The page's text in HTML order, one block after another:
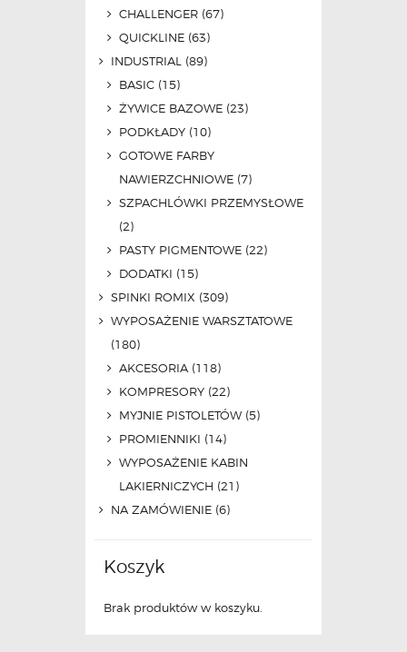
CHALLENGER (67)
QUICKLINE (63)
INDUSTRIAL (89)
BASIC (15)
ŻYWICE BAZOWE (23)
PODKŁADY (10)
GOTOWE FARBY
NAWIERZCHNIOWE (7)
SZPACHLÓWKI PRZEMYSŁOWE
(2)
PASTY PIGMENTOWE (22)
DODATKI (15)
SPINKI ROMIX (309)
WYPOSAŻENIE WARSZTATOWE
(180)
AKCESORIA (118)
KOMPRESORY (22)
MYJNIE PISTOLETÓW (5)
PROMIENNIKI (14)
WYPOSAŻENIE KABIN
LAKIERNICZYCH (21)
NA ZAMÓWIENIE (6)
Koszyk
Brak produktów w koszyku.